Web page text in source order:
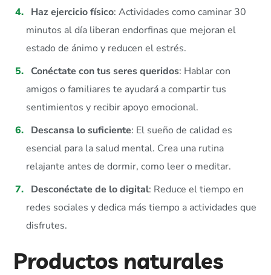
Haz ejercicio físico: Actividades como caminar 30
minutos al día liberan endorfinas que mejoran el
estado de ánimo y reducen el estrés.
Conéctate con tus seres queridos: Hablar con
amigos o familiares te ayudará a compartir tus
sentimientos y recibir apoyo emocional.
Descansa lo suficiente: El sueño de calidad es
esencial para la salud mental. Crea una rutina
relajante antes de dormir, como leer o meditar.
Desconéctate de lo digital: Reduce el tiempo en
redes sociales y dedica más tiempo a actividades que
disfrutes.
Productos naturales